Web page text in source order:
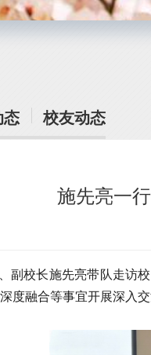
态 校友动态
施先亮一
副校长施先亮带队走访
度融合等事宜开展深入交